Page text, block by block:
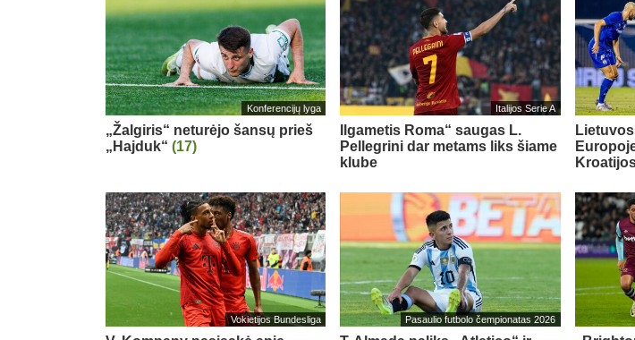
Konferencijų lyga
„Žalgiris“ neturėjo šansų prieš
„Hajduk“ (17)
Italijos Serie A
Ilgametis Roma“ saugas L.
Pellegrini dar metams liks šiame
klube
Vokietijos Bundesliga Pasaulio futbolo čempionatas 2026